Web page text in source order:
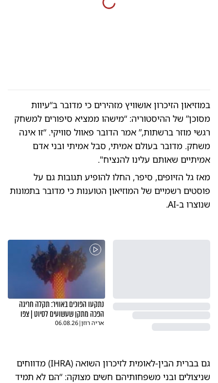
במוזיאון הזיכרון אושוויץ מזהירים כי מדובר ב“עיוות
מסוכן” של ההיסטוריה: “מישהו ממציא סיפורים למשחק
רגשי מוזר ברשתות,” אמר הדובר פאוול סוויקי. “זו אינה
משחק. מדובר בעולם אמיתי, סבל אמיתי ובני אדם
אמיתיים שאותם עלינו להנציח".
מאז גל הזיופים, סיפר, החלו להופיע תגובות גם על
פוסטים רשמיים של המוזיאון הטוענות כי מדובר בתמונות
שנוצרו ב-AI.
נתקעו הפוכים באוויר: תקלה חריגה
הפכה מתקן שעשועים לסיוט | צפו
אריה רוזן|
06.08.26
גם בברית הבין-לאומית לזיכרון השואה (IHRA) מדווחים
שניצולים ובני משפחותיהם חשים מצוקה: “הם לא תמיד